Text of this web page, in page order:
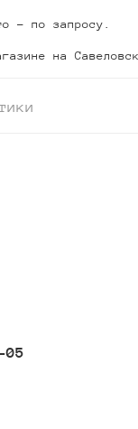
- по запросу.
на
05